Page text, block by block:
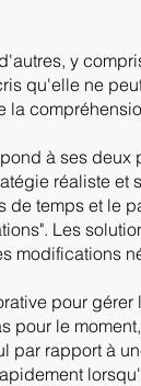
y
qu'elle ne
la
à ses
réaliste et
temps et le
Les
modifications
pour gérer
le
par rapport à